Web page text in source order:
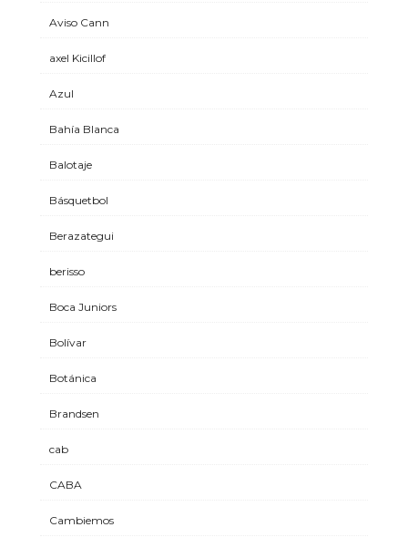
Aviso Cann
axel Kicillof
Azul
Bahía Blanca
Balotaje
Básquetbol
Berazategui
berisso
Boca Juniors
Bolívar
Botánica
Brandsen
cab
CABA
Cambiemos